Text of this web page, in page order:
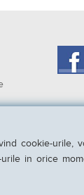
cookie-urile,
in orice